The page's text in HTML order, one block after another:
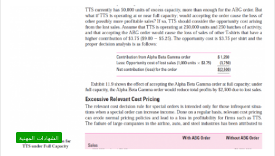
الشهادات المهنية